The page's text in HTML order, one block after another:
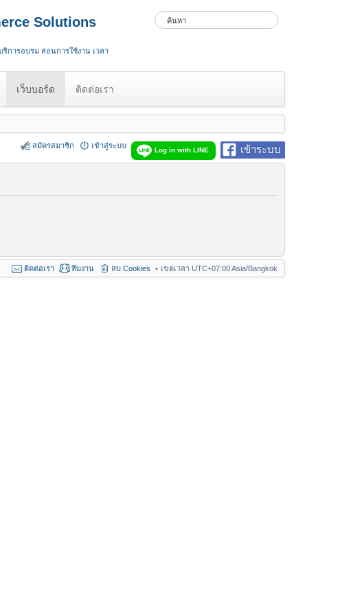
Solutions
ริการอบรม สอนการใช้งาน เวลา
เว็บบอร์ด ติดต่อเรา
เข้าระบบ
Log in with LINE
เข้าสู่ระบบ
สมัครสมาชิก
เขตเวลา UTC+07:00 Asia/Bangkok
ลบ Cookies
ทีมงาน
ติดต่อเรา